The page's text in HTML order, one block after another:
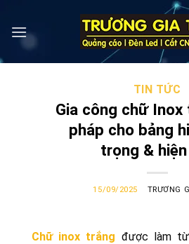
TIN TỨC
Gia công chữ Inox
pháp cho bảng
trọng &
15/09/2025 TRƯƠNG
Chữ inox trắng được làm